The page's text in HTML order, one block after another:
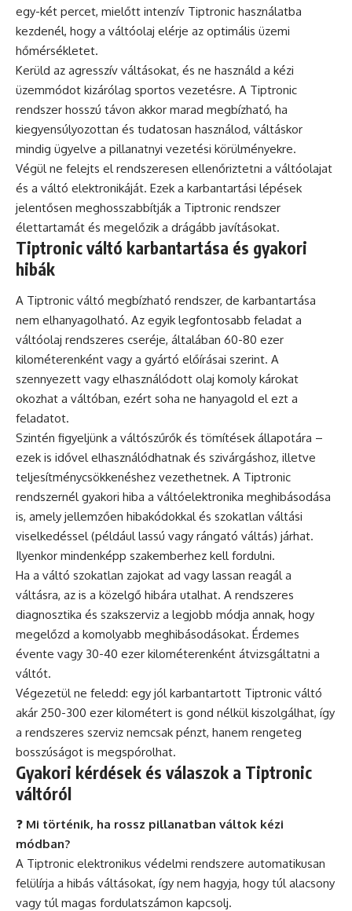
egy-két percet, mielőtt intenzív Tiptronic használatba
kezdenél, hogy a váltóolaj elérje az optimális üzemi
hőmérsékletet.
Kerüld az agresszív váltásokat, és ne használd a kézi
üzemmódot kizárólag sportos vezetésre. A Tiptronic
rendszer hosszú távon akkor marad megbízható, ha
kiegyensúlyozottan és tudatosan használod, váltáskor
mindig ügyelve a pillanatnyi vezetési körülményekre.
Végül ne felejts el rendszeresen ellenőriztetni a váltóolajat
és a váltó elektronikáját. Ezek a karbantartási lépések
jelentősen meghosszabbítják a Tiptronic rendszer
élettartamát és megelőzik a drágább javításokat.
Tiptronic váltó karbantartása és gyakori
hibák
A Tiptronic váltó megbízható rendszer, de karbantartása
nem elhanyagolható. Az egyik legfontosabb feladat a
váltóolaj rendszeres cseréje, általában 60-80 ezer
kilométerenként vagy a gyártó előírásai szerint. A
szennyezett vagy elhasználódott olaj komoly károkat
okozhat a váltóban, ezért soha ne hanyagold el ezt a
feladatot.
Szintén figyeljünk a váltószűrők és tömítések állapotára –
ezek is idővel elhasználódhatnak és szivárgáshoz, illetve
teljesítménycsökkenéshez vezethetnek. A Tiptronic
rendszernél gyakori hiba a váltóelektronika meghibásodása
is, amely jellemzően hibakódokkal és szokatlan váltási
viselkedéssel (például lassú vagy rángató váltás) járhat.
Ilyenkor mindenképp szakemberhez kell fordulni.
Ha a váltó szokatlan zajokat ad vagy lassan reagál a
váltásra, az is a közelgő hibára utalhat. A rendszeres
diagnosztika és szakszerviz a legjobb módja annak, hogy
megelőzd a komolyabb meghibásodásokat. Érdemes
évente vagy 30-40 ezer kilométerenként átvizsgáltatni a
váltót.
Végezetül ne feledd: egy jól karbantartott Tiptronic váltó
akár 250-300 ezer kilométert is gond nélkül kiszolgálhat, így
a rendszeres szerviz nemcsak pénzt, hanem rengeteg
bosszúságot is megspórolhat.
Gyakori kérdések és válaszok a Tiptronic
váltóról
❓ Mi történik, ha rossz pillanatban váltok kézi
módban?
A Tiptronic elektronikus védelmi rendszere automatikusan
felülírja a hibás váltásokat, így nem hagyja, hogy túl alacsony
vagy túl magas fordulatszámon kapcsolj.